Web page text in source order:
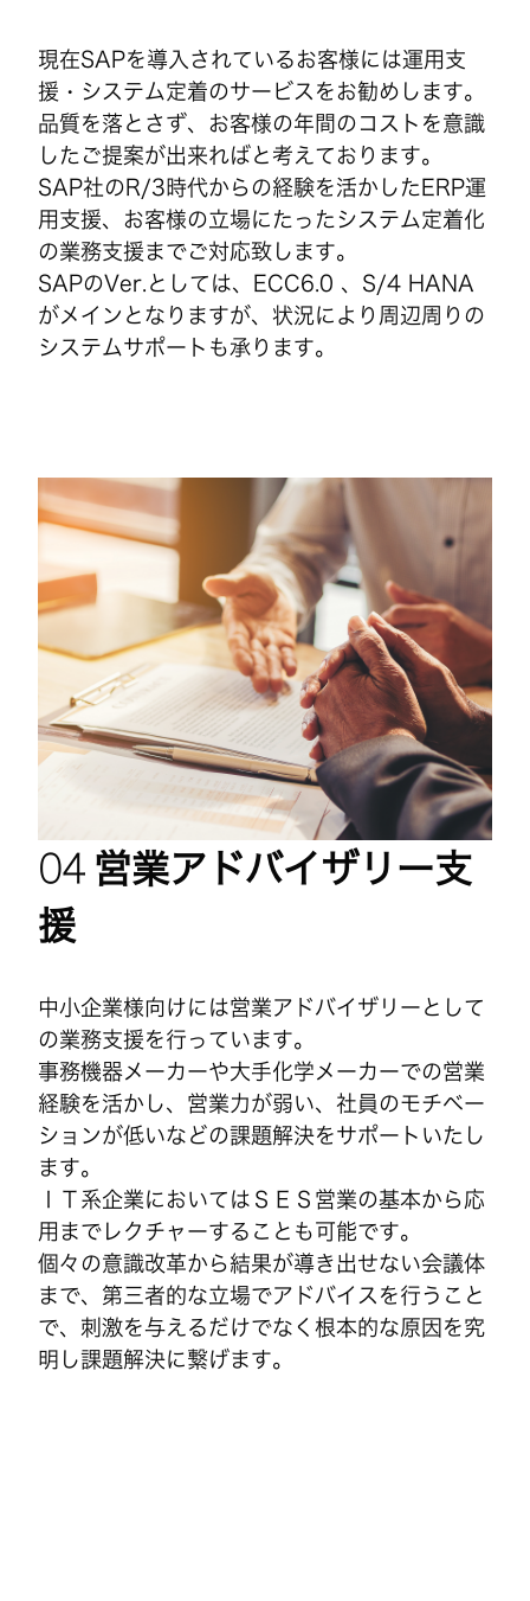
現在SAPを導入されているお客様には運用支
援・システム定着のサービスをお勧めします。
品質を落とさず、お客様の年間のコストを意識
したご提案が出来ればと考えております。
SAP社のR/3時代からの経験を活かしたERP運
用支援、お客様の立場にたったシステム定着化
の業務支援までご対応致します。
SAPのVer.としては、ECC6.0 、S/4 HANA
がメインとなりますが、状況により周辺周りの
システムサポートも承ります。
営業アドバイザリー支
援
中小企業様向けには営業アドバイザリーとして
の業務支援を行っています。
事務機器メーカーや大手化学メーカーでの営業
経験を活かし、営業力が弱い、社員のモチベー
ションが低いなどの課題解決をサポートいたし
ます。
ＩＴ系企業においてはＳＥＳ営業の基本から応
用までレクチャーすることも可能です。
個々の意識改革から結果が導き出せない会議体
まで、第三者的な立場でアドバイスを行うこと
で、刺激を与えるだけでなく根本的な原因を究
明し課題解決に繋げます。